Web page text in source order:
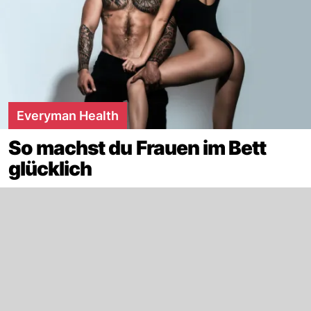
Everyman Health
So machst du Frauen im Bett
glücklich